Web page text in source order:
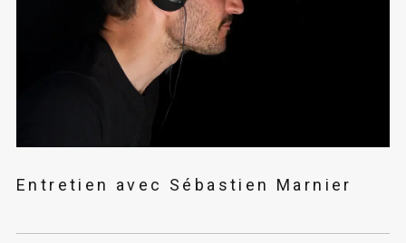
Entretien avec Sébastien Marnier